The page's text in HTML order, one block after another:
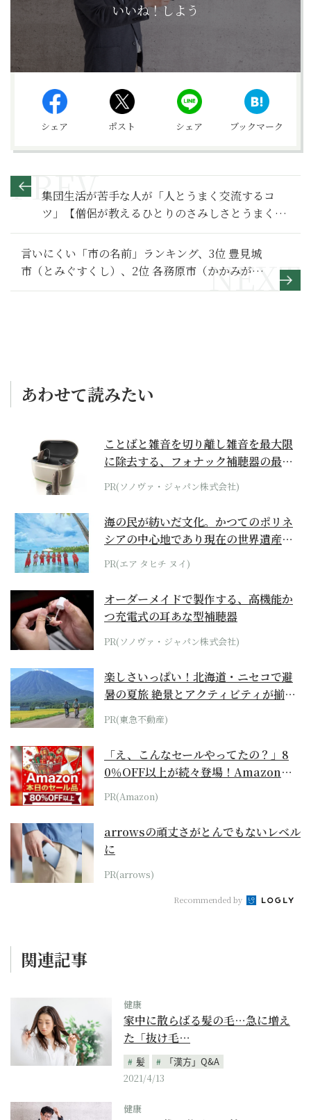
いいね！しよう
シェア ポスト シェア ブックマーク
集団生活が苦手な人が「人とうまく交流するコ
ツ」【僧侶が教えるひとりのさみしさとうまくや
る方法】４
言いにくい「市の名前」ランキング、3位 豊見城
市（とみぐすくし）、2位 各務原市（かかみがは
らし）、1位は？
あわせて読みたい
ことばと雑音を切り離し雑音を最大限
に除去する、フォナック補聴器の最上
位モデル
PR(ソノヴァ・ジャパン株式会社)
海の民が紡いだ文化。かつてのポリネ
シアの中心地であり現在の世界遺産か
らみえてくる...
PR(エア タヒチ ヌイ)
オーダーメイドで製作する、高機能か
つ充電式の耳あな型補聴器
PR(ソノヴァ・ジャパン株式会社)
楽しさいっぱい！北海道・ニセコで避
暑の夏旅 絶景とアクティビティが揃う
「ニセコ東...
PR(東急不動産)
「え、こんなセールやってたの？」8
0％OFF以上が続々登場！Amazonの
本気が...
PR(Amazon)
arrowsの頑丈さがとんでもないレベル
に
PR(arrows)
Recommended by
関連記事
健康
家中に散らばる髪の毛…急に増え
た「抜け毛…
髪
「漢方」Q&A
2021/4/13
健康